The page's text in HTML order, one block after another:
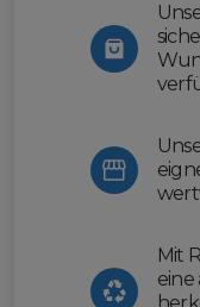
Mit
eine